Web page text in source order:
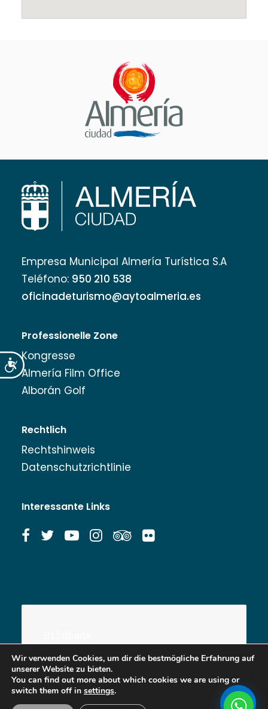
Accesibilidad
Empresa Municipal Almería Turística S.A
Teléfono: 950 210 538
oficinadeturismo@aytoalmeria.es
Professionelle Zone
Kongresse
Almería Film Office
Alborán Golf
Rechtlich
Rechtshinweis
Datenschutzrichtlinie
Interessante Links
Wir verwenden Cookies, um dir die bestmögliche Erfahrung auf
unserer Website zu bieten.
You can find out more about which cookies we are using or
switch them off in settings.